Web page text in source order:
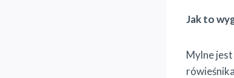
Jak to
Mylne